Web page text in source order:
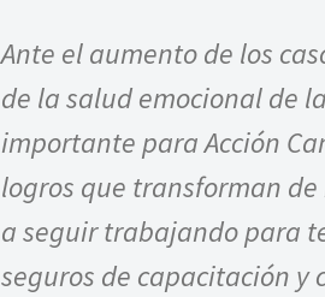
Ante el aumento de los
de la salud emocional de
importante para Acción
logros que transforman
a seguir trabajando para
seguros de capacitación